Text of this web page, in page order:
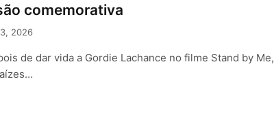
comemorativa
2026
de dar vida a Gordie Lachance no filme Stand by Me,